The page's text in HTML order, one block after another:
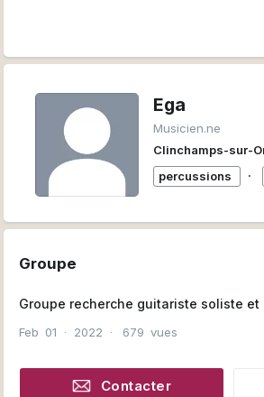
Ega
Musicien.ne
Clinchamps-sur-
percussions
∙
Groupe
Groupe recherche guitariste soliste et
Feb 01 ∙ 2022 ∙ 679 vues
Contacter